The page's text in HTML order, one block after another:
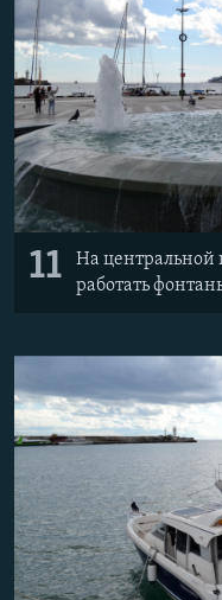
11
На
работать